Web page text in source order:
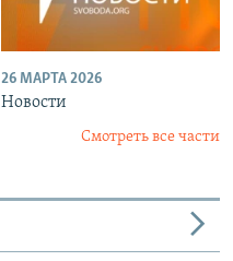
26 МАРТА 2026
Новости
Смотреть все части